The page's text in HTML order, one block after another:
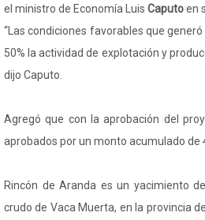
el ministro de Economía Luis Caputoen
“Las condiciones favorables que generó
50% la actividad de explotación y
dijo Caputo.
Agregó que con la aprobación del
aprobados por un monto acumulado de
Rincón de Aranda es un yacimiento
crudo de Vaca Muerta, en la provincia